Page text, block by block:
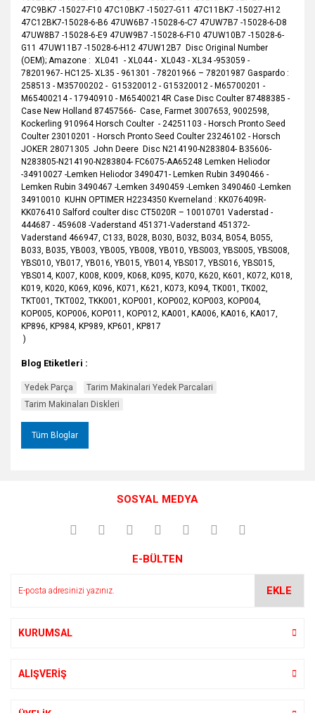
47C9BK7 -15027-F10 47C10BK7 -15027-G11 47C11BK7 -15027-H12
47C12BK7-15028-6-B6 47UW6B7 -15028-6-C7 47UW7B7 -15028-6-D8
47UW8B7 -15028-6-E9 47UW9B7 -15028-6-F10 47UW10B7 -15028-6-
G11 47UW11B7 -15028-6-H12 47UW12B7 Disc Original Number
(OEM); Amazone : XL041 - XL044 - XL043 - XL34 -953059 -
78201967- HC125- XL35 - 961301 - 78201966 – 78201987 Gaspardo :
258513 - M35700202 - G15320012 - G15320012 - M65700201 -
M65400214 - 17940910 - M65400214R Case Disc Coulter 87488385 -
Case New Holland 87457566- Case, Farmet 3007653, 9002598,
Kockerlіng 910964 Horsch Coulter - 24251103 - Horsch Pronto Seed
Coulter 23010201 - Horsch Pronto Seed Coulter 23246102 - Horsch
JOKER 28071305 John Deere Disc N214190-N283804- B35606-
N283805-N214190-N283804- FC6075-AA65248 Lemken Heliodor
-34910027 -Lemken Heliodor 3490471- Lemken Rubin 3490466 -
Lemken Rubin 3490467 -Lemken 3490459 -Lemken 3490460 -Lemken
34910010 KUHN OPTIMER H2234350 Kverneland : KK076409R-
KK076410 Salford coulter disc CT5020R – 10010701 Vaderstad -
444687 - 459608 -Vaderstand 451371-Vaderstand 451372-
Vaderstand 466947, C133, B028, B030, B032, B034, B054, B055,
B033, B035, YB003, YB005, YB008, YB010, YBS003, YBS005, YBS008,
YBS010, YB017, YB016, YB015, YB014, YBS017, YBS016, YBS015,
YBS014, K007, K008, K009, K068, K095, K070, K620, K601, K072, K018,
K019, K020, K069, K096, K071, K621, K073, K094, TK001, TK002,
TKT001, TKT002, TKK001, KOP001, KOP002, KOP003, KOP004,
KOP005, KOP006, KOP011, KOP012, KA001, KA006, KA016, KA017,
KP896, KP984, KP989, KP601, KP817
)
Blog Etiketleri :
Yedek Parça
Tarim Makinalari Yedek Parcalari
Tarim Makinaları Diskleri
Tüm Bloglar
SOSYAL MEDYA
E-BÜLTEN
EKLE
KURUMSAL
ALIŞVERİŞ